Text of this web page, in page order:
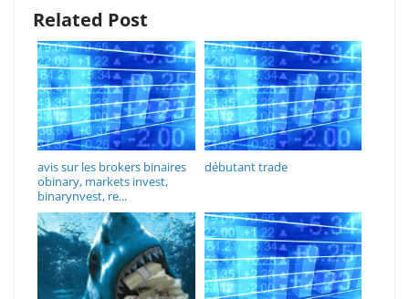
Related Post
avis sur les brokers binaires
obinary, markets invest,
binarynvest, re...
débutant trade